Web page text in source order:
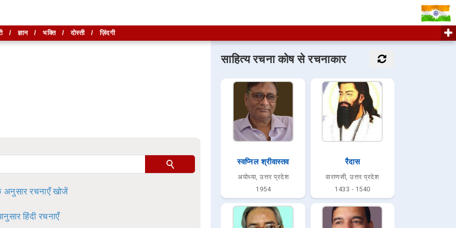
अनुसार रचनाएँ खोजें
हिंदी रचनाएँ
साहित्य रचना कोष से रचनाकार
स्वप्निल श्रीवास्तव
अयोध्या, उत्तर प्रदेश
1954
रैदास
वाराणसी, उत्तर प्रदेश
1433 - 1540
खोजें
/ज्ञान/ भक्ति/दोस्ती/ज़िंदगी
है।